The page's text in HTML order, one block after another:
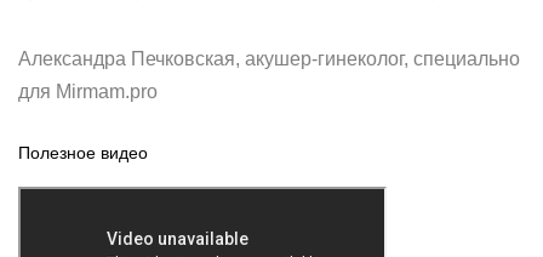
Александра Печковская, акушер-гинеколог, специально
для Mirmam.pro
Полезное видео